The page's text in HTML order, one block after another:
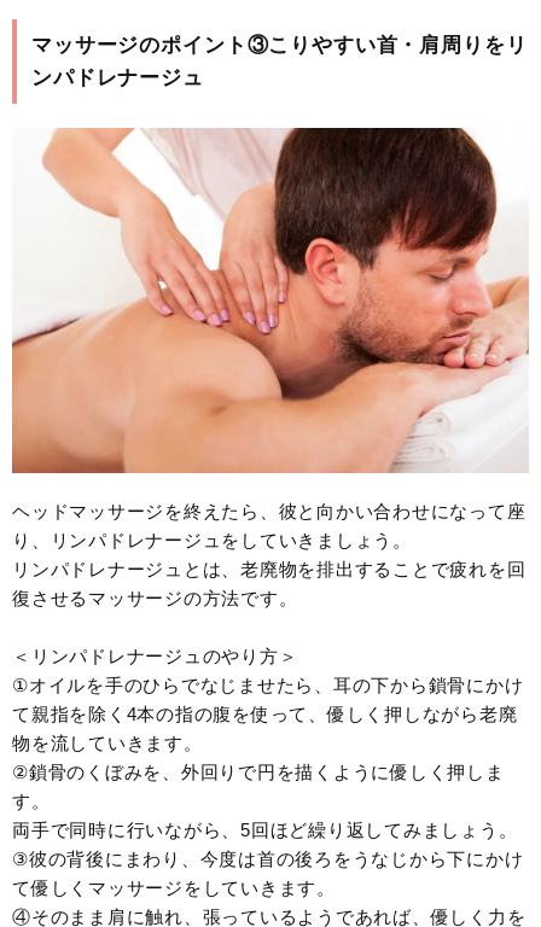
マッサージのポイント③こりやすい首・肩周りをリ
ンパドレナージュ
ヘッドマッサージを終えたら、彼と向かい合わせになって座
り、リンパドレナージュをしていきましょう。
リンパドレナージュとは、老廃物を排出することで疲れを回
復させるマッサージの方法です。
＜リンパドレナージュのやり方＞
①オイルを手のひらでなじませたら、耳の下から鎖骨にかけ
て親指を除く4本の指の腹を使って、優しく押しながら老廃
物を流していきます。
②鎖骨のくぼみを、外回りで円を描くように優しく押しま
す。
両手で同時に行いながら、5回ほど繰り返してみましょう。
③彼の背後にまわり、今度は首の後ろをうなじから下にかけ
て優しくマッサージをしていきます。
④そのまま肩に触れ、張っているようであれば、優しく力を